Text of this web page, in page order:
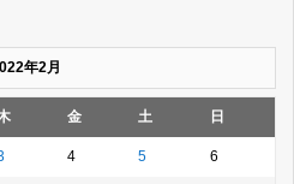
年2月
金 土 日
4 5 6